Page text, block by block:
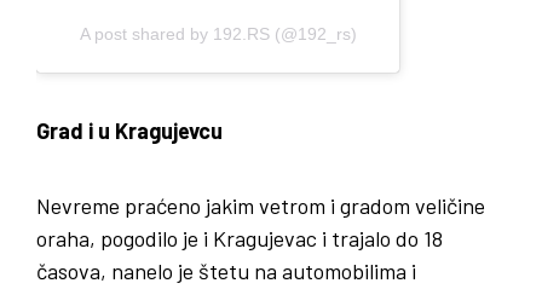
A post shared by 192.RS (@192_rs)
Grad i u Kragujevcu
Nevreme praćeno jakim vetrom i gradom veličine
oraha, pogodilo je i Kragujevac i trajalo do 18
časova, nanelo je štetu na automobilima i